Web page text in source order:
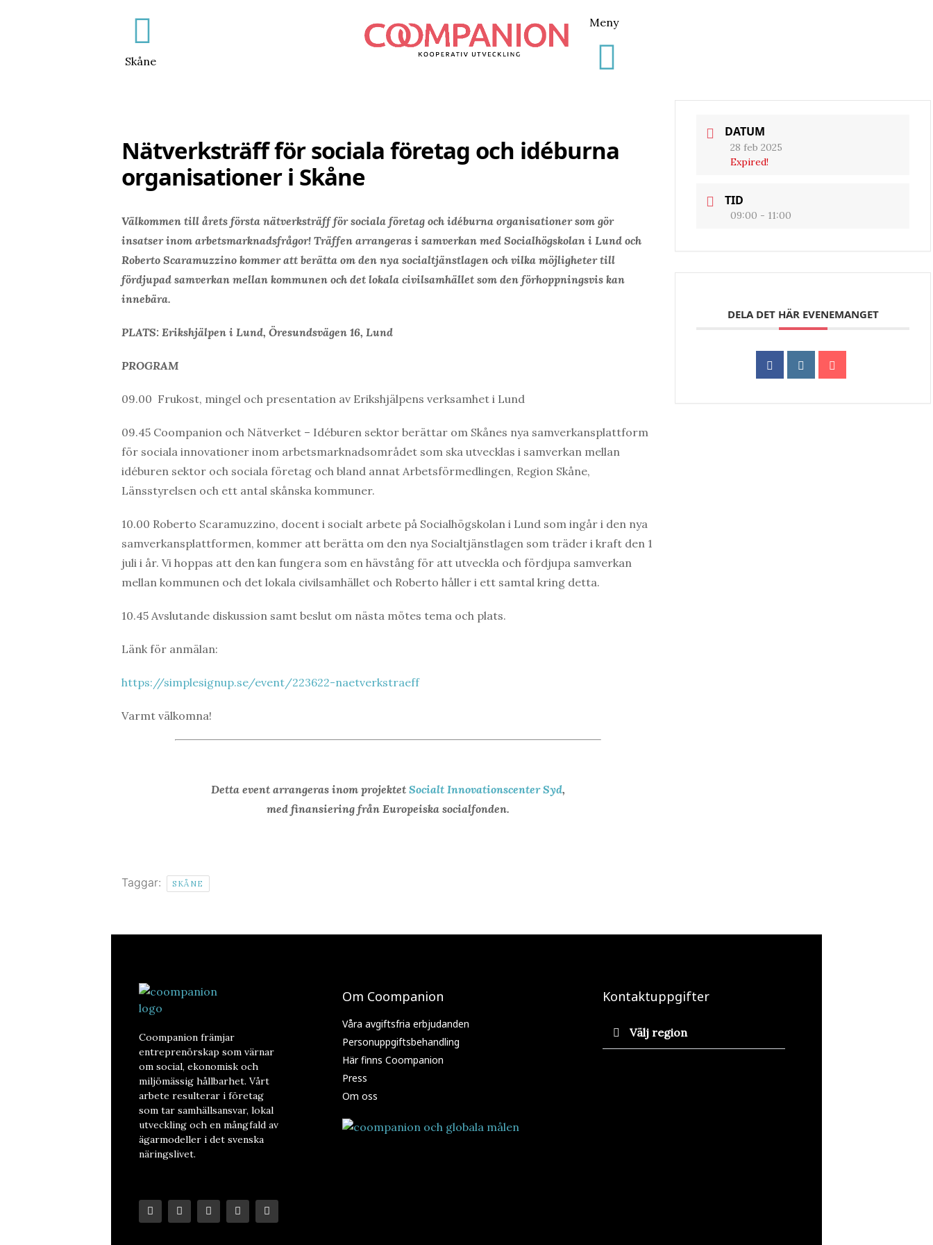
Skåne
Meny
Nätverksträff för sociala företag och idéburna
organisationer i Skåne
Välkommen till årets första nätverksträff för sociala företag och idéburna organisationer som gör
insatser inom arbetsmarknadsfrågor! Träffen arrangeras i samverkan med Socialhögskolan i Lund och
Roberto Scaramuzzino kommer att berätta om den nya socialtjänstlagen och vilka möjligheter till
fördjupad samverkan mellan kommunen och det lokala civilsamhället som den förhoppningsvis kan
innebära.
PLATS: Erikshjälpen i Lund, Öresundsvägen 16, Lund
PROGRAM
09.00 Frukost, mingel och presentation av Erikshjälpens verksamhet i Lund
09.45 Coompanion och Nätverket – Idéburen sektor berättar om Skånes nya samverkansplattform
för sociala innovationer inom arbetsmarknadsområdet som ska utvecklas i samverkan mellan
idéburen sektor och sociala företag och bland annat Arbetsförmedlingen, Region Skåne,
Länsstyrelsen och ett antal skånska kommuner.
10.00 Roberto Scaramuzzino, docent i socialt arbete på Socialhögskolan i Lund som ingår i den nya
samverkansplattformen, kommer att berätta om den nya Socialtjänstlagen som träder i kraft den 1
juli i år. Vi hoppas att den kan fungera som en hävstång för att utveckla och fördjupa samverkan
mellan kommunen och det lokala civilsamhället och Roberto håller i ett samtal kring detta.
10.45 Avslutande diskussion samt beslut om nästa mötes tema och plats.
Länk för anmälan:
https://simplesignup.se/event/223622-naetverkstraeff
Varmt välkomna!
Detta event arrangeras inom projektet Socialt Innovationscenter Syd,
med finansiering från Europeiska socialfonden.
Taggar: SKÅNE
DATUM
28 feb 2025
Expired!
TID
09:00 - 11:00
DELA DET HÄR EVENEMANGET
Coompanion främjar
entreprenörskap som värnar
om social, ekonomisk och
miljömässig hållbarhet. Vårt
arbete resulterar i företag
som tar samhällsansvar, lokal
utveckling och en mångfald av
ägarmodeller i det svenska
näringslivet.
Om Coompanion
Våra avgiftsfria erbjudanden
Personuppgiftsbehandling
Här finns Coompanion
Press
Om oss
Kontaktuppgifter
Välj region